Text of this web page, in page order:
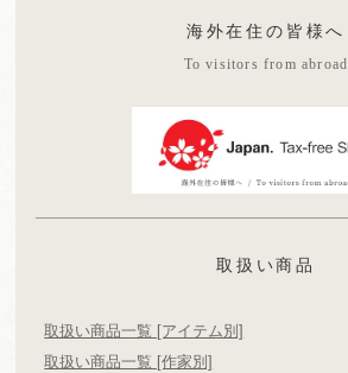
海外在住の皆様へ
To visitors from abroad
取扱い商品
取扱い商品一覧 [アイテム別]
取扱い商品一覧 [作家別]